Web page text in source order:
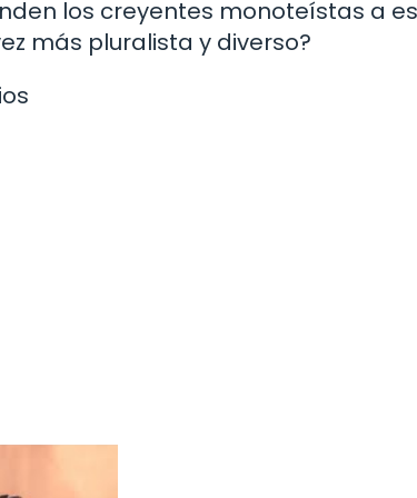
los creyentes monoteístas a
más pluralista y diverso?